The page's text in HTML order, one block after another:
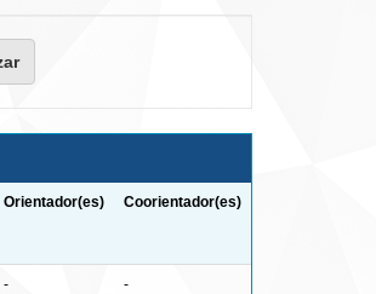
Orientador(es) Coorientador(es)
- -